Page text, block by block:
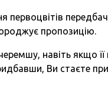
первоцвітів
пропозицію.
навіть якщо
Ви стаєте